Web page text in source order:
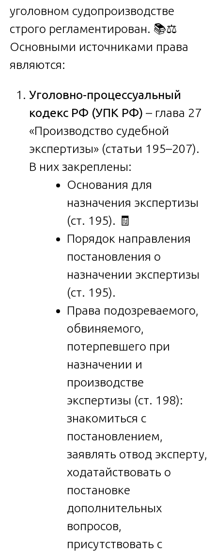
уголовном судопроизводстве
строго регламентирован. 📚⚖️
Основными источниками права
являются:
Уголовно-процессуальный
кодекс РФ (УПК РФ) – глава 27
«Производство судебной
экспертизы» (статьи 195–207).
В них закреплены:
Основания для
назначения экспертизы
(ст. 195). 🧾
Порядок направления
постановления о
назначении экспертизы
(ст. 195).
Права подозреваемого,
обвиняемого,
потерпевшего при
назначении и
производстве
экспертизы (ст. 198):
знакомиться с
постановлением,
заявлять отвод эксперту,
ходатайствовать о
постановке
дополнительных
вопросов,
присутствовать с